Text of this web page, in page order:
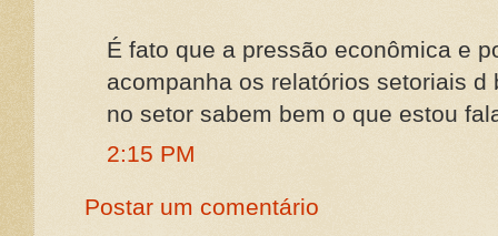
É fato que a pressão econômica e
acompanha os relatórios setoriais
no setor sabem bem o que estou
2:15 PM
Postar um comentário